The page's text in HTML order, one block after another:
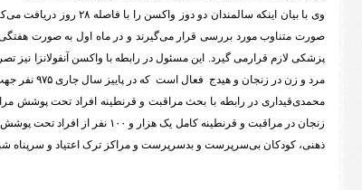
صورت متناوب مورد بررسی قرار می‌گیرند و در ماه اول به صورت
پزشکی لازم قرارمی گیرد. این مسئول در رابطه با واکسن آنفولانزا نیز
مرد و زن در زنجان و هیدج فعال است که در پاییز سال جاری ۹۷۵ نفر جهت ایمنی ویروس آنفولانزا واکسینه شدند.
محمدی‌قیداری در رابطه با بحث مراقبت و قرنطینه افراد تحت پوشش
زنجان در مراقبت و قرنطینه کامل یک
ذهنی، کودکان بی‌سرپرست و بدسرپرست و مراکز ترک اعتیاد و